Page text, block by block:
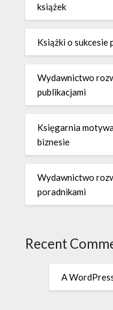
książek
Książki o sukcesie
Wydawnictwo
publikacjami
Księgarnia
biznesie
Wydawnictwo
poradnikami
Recent
A